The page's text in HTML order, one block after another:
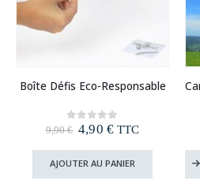
Boîte Défis Eco-Responsable
0 out of 5
9,90€ Le
initial
était :
9,90 €.
4,90 €Le
actuel
est :
4,90 €.
TTC
AJOUTER AU PANIER